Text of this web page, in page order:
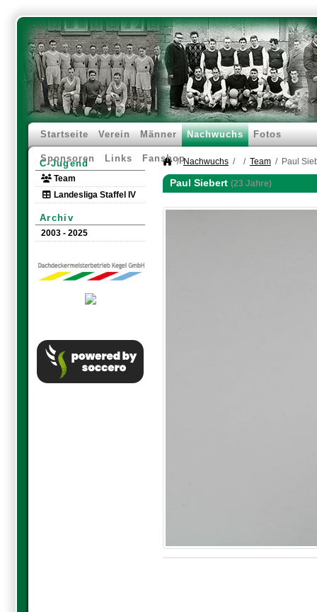
Startseite Verein Männer Nachwuchs Fotos
Sponsoren Links Fanshop
C-Jugend
Team
Landesliga Staffel IV
Archiv
2003 - 2025
Nachwuchs Team Paul
Paul Siebert (23 Jahre)